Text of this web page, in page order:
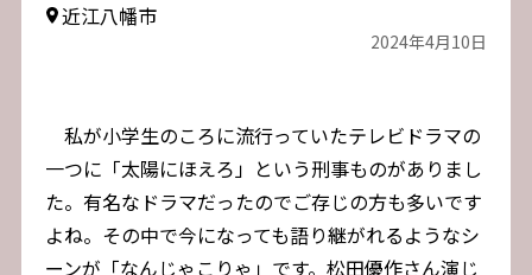
近江八幡市
2024年4月10日
私が小学生のころに流行っていたテレビドラマの
一つに「太陽にほえろ」という刑事ものがありまし
た。有名なドラマだったのでご存じの方も多いです
よね。その中で今になっても語り継がれるようなシ
ーンが「なんじゃこりゃ」です。松田優作さん演じ